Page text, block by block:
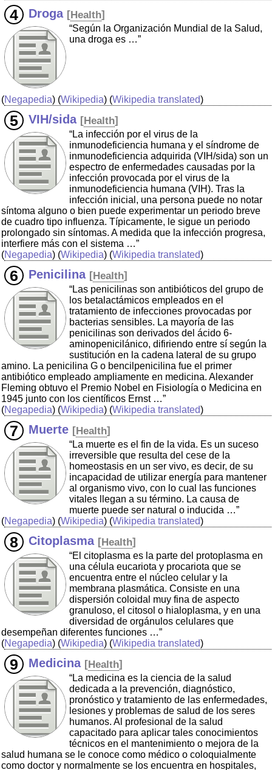
Droga [Health]
“Según la Organización Mundial de la Salud,
una droga es …”
(Negapedia) (Wikipedia) (Wikipedia translated)
VIH/sida [Health]
“La infección por el virus de la
inmunodeficiencia humana y el síndrome de
inmunodeficiencia adquirida (VIH/sida) son un
espectro de enfermedades causadas por la
infección provocada por el virus de la
inmunodeficiencia humana (VIH). Tras la
infección inicial, una persona puede no notar
síntoma alguno o bien puede experimentar un periodo breve
de cuadro tipo influenza. Típicamente, le sigue un periodo
prolongado sin síntomas. A medida que la infección progresa,
interfiere más con el sistema …”
(Negapedia) (Wikipedia) (Wikipedia translated)
Penicilina [Health]
“Las penicilinas son antibióticos del grupo de
los betalactámicos empleados en el
tratamiento de infecciones provocadas por
bacterias sensibles. La mayoría de las
penicilinas son derivados del ácido 6-
aminopenicilánico, difiriendo entre sí según la
sustitución en la cadena lateral de su grupo
amino. La penicilina G o bencilpenicilina fue el primer
antibiótico empleado ampliamente en medicina. Alexander
Fleming obtuvo el Premio Nobel en Fisiología o Medicina en
1945 junto con los científicos Ernst …”
(Negapedia) (Wikipedia) (Wikipedia translated)
Muerte [Health]
“La muerte es el fin de la vida. Es un suceso
irreversible que resulta del cese de la
homeostasis en un ser vivo, es decir, de su
incapacidad de utilizar energía para mantener
al organismo vivo, con lo cual las funciones
vitales llegan a su término. La causa de
muerte puede ser natural o inducida …”
(Negapedia) (Wikipedia) (Wikipedia translated)
Citoplasma [Health]
“El citoplasma es la parte del protoplasma en
una célula eucariota y procariota que se
encuentra entre el núcleo celular y la
membrana plasmática. Consiste en una
dispersión coloidal muy fina de aspecto
granuloso, el citosol o hialoplasma, y en una
diversidad de orgánulos celulares que
desempeñan diferentes funciones …”
(Negapedia) (Wikipedia) (Wikipedia translated)
Medicina [Health]
“La medicina es la ciencia de la salud
dedicada a la prevención, diagnóstico,
pronóstico y tratamiento de las enfermedades,
lesiones y problemas de salud de los seres
humanos. Al profesional de la salud
capacitado para aplicar tales conocimientos
técnicos en el mantenimiento o mejora de la
salud humana se le conoce como médico o coloquialmente
como doctor y normalmente se los encuentra en hospitales,